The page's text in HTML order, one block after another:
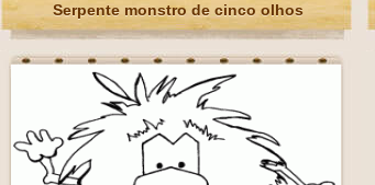
Serpente monstro de cinco olhos